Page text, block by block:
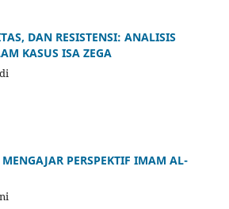
DAN RESISTENSI: ANALISIS
KASUS ISA ZEGA
PERSPEKTIF IMAM AL-